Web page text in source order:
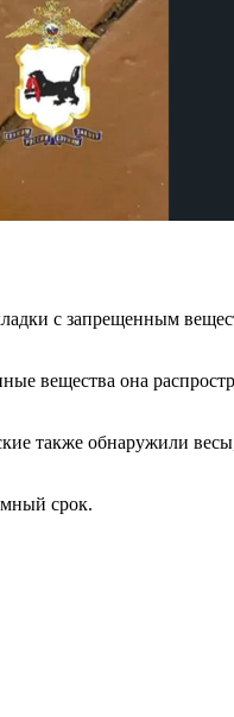
с запрещенным
вещества она
также обнаружили
срок.